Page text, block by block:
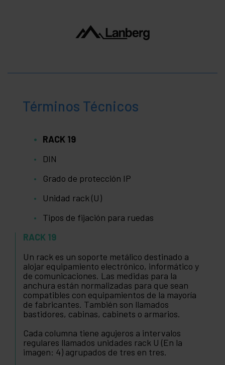
Términos Técnicos
RACK 19
DIN
Grado de protección IP
Unidad rack (U)
Tipos de fijación para ruedas
RACK 19
Un rack es un soporte metálico destinado a
alojar equipamiento electrónico, informático y
de comunicaciones. Las medidas para la
anchura están normalizadas para que sean
compatibles con equipamientos de la mayoría
de fabricantes. También son llamados
bastidores, cabinas, cabinets o armarios.
Cada columna tiene agujeros a intervalos
regulares llamados unidades rack U (En la
imagen: 4) agrupados de tres en tres.